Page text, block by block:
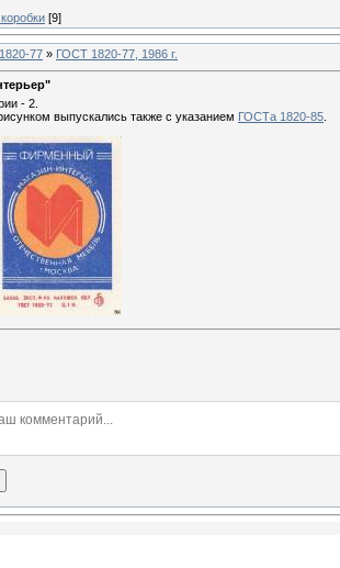
[9]
77 » ГОСТ 1820-77, 1986 г.
- 2.
выпускались также с указанием ГОСТа 1820-85